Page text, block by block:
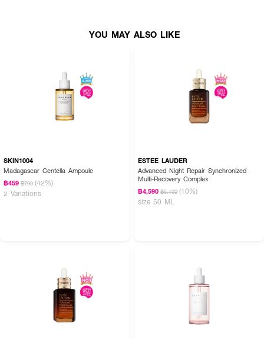
หลังทำความสะอาดผิวหน้า หยดเซรั่ม 2–3 หยด ลูบไล้ให้ทั่วใบหน้าและลำคอ เว้น
บริเวณรอบดวงตา ใช้เป็นประจำ เช้าและเย็น
YOU MAY ALSO LIKE
SKIN1004
Madagascar Centella Ampoule
฿459 ฿790 (42%)
2 Variations
ESTEE LAUDER
Advanced Night Repair Synchronized
Multi-Recovery Complex
฿4,590 ฿5,100 (10%)
size 50 ML